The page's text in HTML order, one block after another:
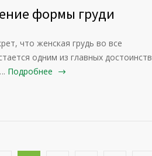
формы груди
что женская грудь во все
одним из главных достоинств
Подробнее